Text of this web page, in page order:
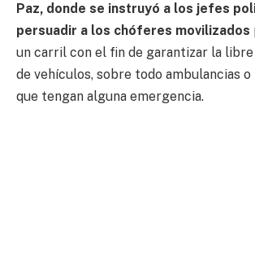
Paz, donde se instruyó a los jefes
persuadir a los chóferes movilizados
un carril con el fin de garantizar la
de vehículos, sobre todo ambulancias
que tengan alguna emergencia.